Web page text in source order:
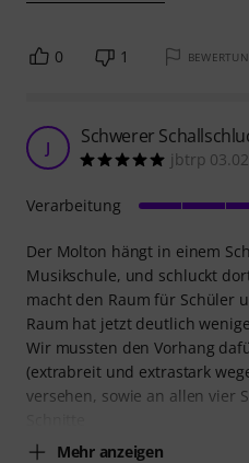
0 1
J Schwerer
jbtrp
Der Molton hängt in einem
Musikschule, und schluckt
macht den Raum für Schüler
Raum hat jetzt deutlich
Wir mussten den Vorhang
(extrabreit und extrastark
versehen, sowie an allen vier
Mehr anzeigen
Verarbeitung